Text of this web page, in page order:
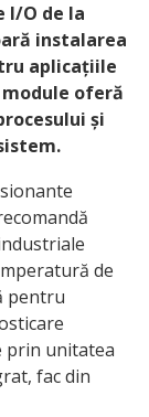
I/O de la
instalarea
aplicațiile
oferă
și
de
pentru
prin unitatea
fac din